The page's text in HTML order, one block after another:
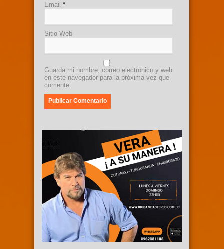
Email *
Sitio Web
Guarda mi nombre, correo electrónico y web
en este navegador para la próxima vez que
comente.